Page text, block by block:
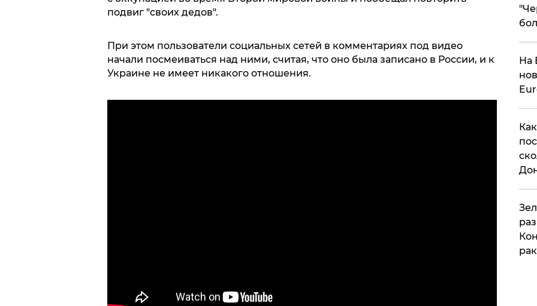
подвиг "своих дедов".
При этом пользователи социальных сетей в комментариях под видео
начали посмеиваться над ними, считая, что оно была записано в России, и к
Украине не имеет никакого отношения.
На